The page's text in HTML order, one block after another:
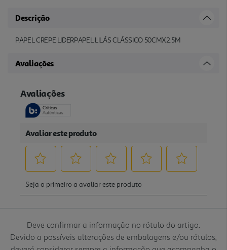
Descrição
PAPEL CREPE LIDERPAPEL LILÁS CLÁSSICO 50CMX2.5M
Avaliações
Deve confirmar a informação no rótulo do artigo.
Devido a possíveis alterações de embalagens e/ou rótulos,